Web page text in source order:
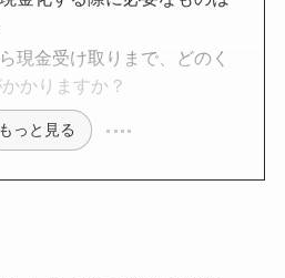
現金受け取りまで、どのく
かりますか？
もっと見る